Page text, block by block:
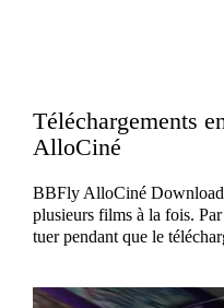
Téléchargements
AlloCiné
BBFly AlloCiné
plusieurs films à la fois.
tuer pendant que le